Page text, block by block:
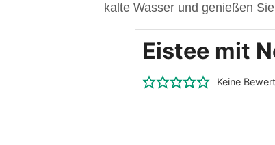
kalte Wasser und genießen
Eistee mit
Keine